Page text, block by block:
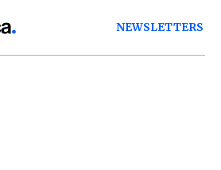
NEWSLETTERS